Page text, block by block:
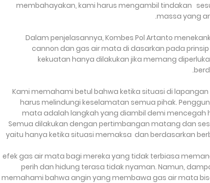
membahayakan, kami harus mengambil tindakan
massa yang
Dalam penjelasannya, Kombes Pol Artanto
cannon dan gas air mata di dasarkan pada
kekuatan hanya dilakukan jika memang
“Kami memahami betul bahwa ketika situasi di
harus melindungi keselamatan semua pihak.
mata adalah langkah yang diambil demi mencegah
Semua dilakukan dengan pertimbangan matang dan
yaitu hanya ketika situasi memaksa dan berdasarkan
“ efek gas air mata bagi mereka yang tidak terbiasa
perih dan hidung terasa tidak nyaman. Namun,
memahami bahwa angin yang membawa gas air mata